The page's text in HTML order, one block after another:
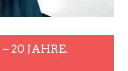
20 JAHRE.